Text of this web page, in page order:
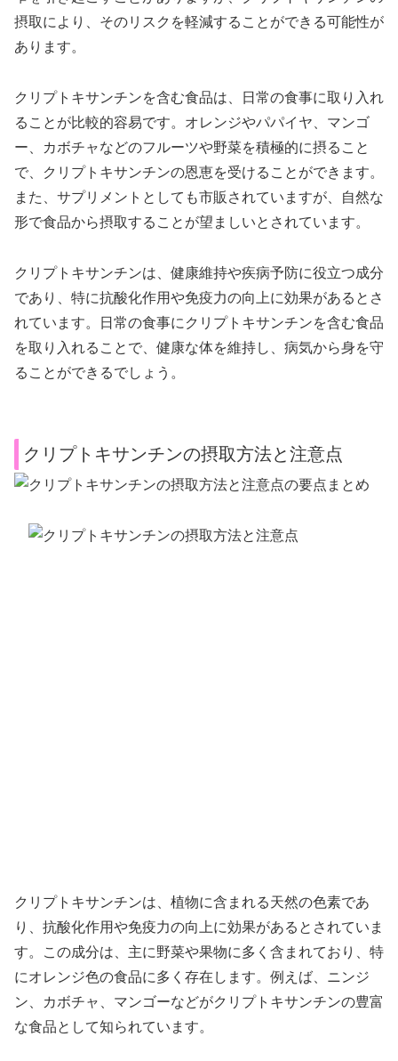
摂取により、そのリスクを軽減することができる可能性が
あります。
クリプトキサンチンを含む食品は、日常の食事に取り入れ
ることが比較的容易です。オレンジやパパイヤ、マンゴ
ー、カボチャなどのフルーツや野菜を積極的に摂ること
で、クリプトキサンチンの恩恵を受けることができます。
また、サプリメントとしても市販されていますが、自然な
形で食品から摂取することが望ましいとされています。
クリプトキサンチンは、健康維持や疾病予防に役立つ成分
であり、特に抗酸化作用や免疫力の向上に効果があるとさ
れています。日常の食事にクリプトキサンチンを含む食品
を取り入れることで、健康な体を維持し、病気から身を守
ることができるでしょう。
クリプトキサンチンの摂取方法と注意点
クリプトキサンチンは、植物に含まれる天然の色素であ
り、抗酸化作用や免疫力の向上に効果があるとされていま
す。この成分は、主に野菜や果物に多く含まれており、特
にオレンジ色の食品に多く存在します。例えば、ニンジ
ン、カボチャ、マンゴーなどがクリプトキサンチンの豊富
な食品として知られています。